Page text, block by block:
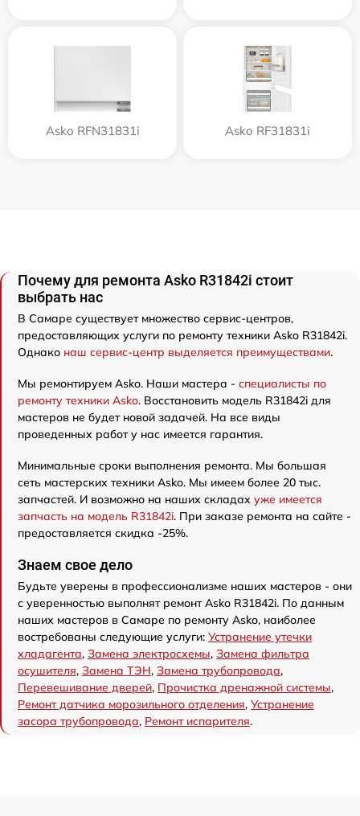
Asko RFN31831i Asko RF31831i
Почему для ремонта Asko R31842i стоит
выбрать нас
В Самаре существует множество сервис-центров,
предоставляющих услуги по ремонту техники Asko R31842i.
Однако наш сервис-центр выделяется преимуществами.
Мы ремонтируем Asko. Наши мастера - специалисты по
ремонту техники Asko. Восстановить модель R31842i для
мастеров не будет новой задачей. На все виды
проведенных работ у нас имеется гарантия.
Минимальные сроки выполнения ремонта. Мы большая
сеть мастерских техники Asko. Мы имеем более 20 тыс.
запчастей. И возможно на наших складах уже имеется
запчасть на модель R31842i. При заказе ремонта на сайте -
предоставляется скидка -25%.
Знаем свое дело
Будьте уверены в профессионализме наших мастеров - они
с уверенностью выполнят ремонт Asko R31842i. По данным
наших мастеров в Самаре по ремонту Asko, наиболее
востребованы следующие услуги: Устранение утечки
хладагента, Замена электросхемы, Замена фильтра
осушителя, Замена ТЭН, Замена трубопровода,
Перевешивание дверей, Прочистка дренажной системы,
Ремонт датчика морозильного отделения, Устранение
засора трубопровода, Ремонт испарителя.